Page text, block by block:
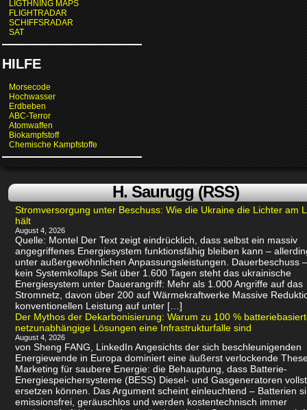
LIGTHNING MAPS
FLIGHTRADAR
SCHIFFSRADAR
SAT
HILFE
Morsecode
Hochwasser
Erdbeben
ABC-Terror
Atomwaffen
Biokampfstoff
Chemische Kampfstoffe
H. Saurugg (RSS)
Stromversorgung unter Beschuss: Wie die Ukraine die Lichter am
hält
August 4, 2026
Quelle: Montel Der Text zeigt eindrücklich, dass selbst ein massiv
angegriffenes Energiesystem funktionsfähig bleiben kann –
unter außergewöhnlichen Anpassungsleistungen. Dauerbeschuss
kein Systemkollaps Seit über 1.600 Tagen steht das ukrainische
Energiesystem unter Dauerangriff: Mehr als 1.000 Angriffe auf das
Stromnetz, davon über 200 auf Wärmekraftwerke Massive
konventionellen Leistung auf unter […]
Der Mythos der Dekarbonisierung: Warum zu 100 %
netzunabhängige Lösungen eine Infrastrukturfalle sind
August 4, 2026
von Sheng FANG, LinkedIn Angesichts der sich beschleunigenden
Energiewende in Europa dominiert eine äußerst verlockende
Marketing für saubere Energie: die Behauptung, dass Batterie-
Energiespeichersysteme (BESS) Diesel- und Gasgeneratoren
ersetzen können. Das Argument scheint einleuchtend – Batterien
emissionsfrei, geräuschlos und werden kostentechnisch immer